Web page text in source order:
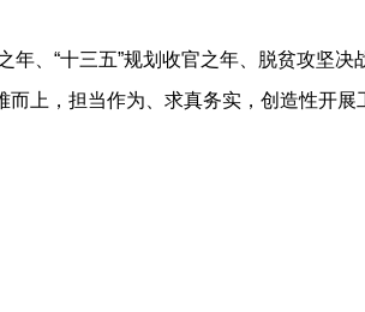
、“十三五”规划收官之年、脱贫攻坚决
上，担当作为、求真务实，创造性开